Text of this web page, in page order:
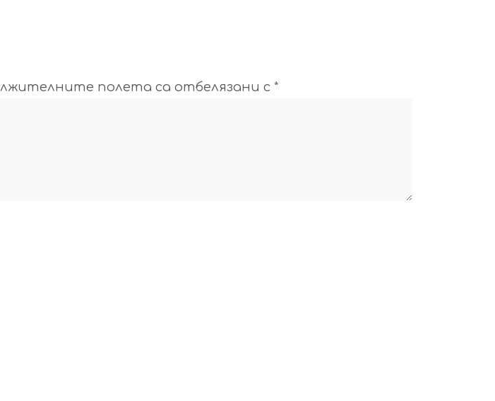
полета са отбелязани с *